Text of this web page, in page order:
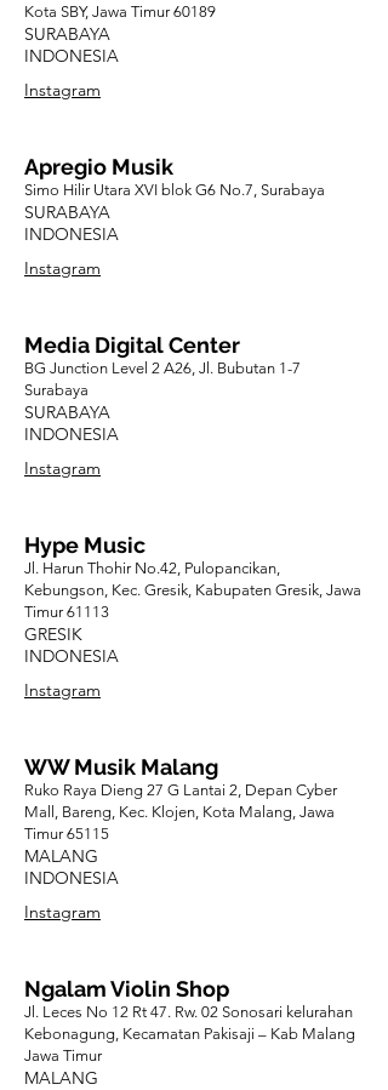
Kota SBY, Jawa Timur 60189
SURABAYA
INDONESIA
Instagram
Apregio Musik
Simo Hilir Utara XVI blok G6 No.7, Surabaya
SURABAYA
INDONESIA
Instagram
Media Digital Center
BG Junction Level 2 A26, Jl. Bubutan 1-7
Surabaya
SURABAYA
INDONESIA
Instagram
Hype Music
Jl. Harun Thohir No.42, Pulopancikan,
Kebungson, Kec. Gresik, Kabupaten Gresik, Jawa
Timur 61113
GRESIK
INDONESIA
Instagram
WW Musik Malang
Ruko Raya Dieng 27 G Lantai 2, Depan Cyber
Mall, Bareng, Kec. Klojen, Kota Malang, Jawa
Timur 65115
MALANG
INDONESIA
Instagram
Ngalam Violin Shop
Jl. Leces No 12 Rt 47. Rw. 02 Sonosari kelurahan
Kebonagung, Kecamatan Pakisaji – Kab Malang
Jawa Timur
MALANG